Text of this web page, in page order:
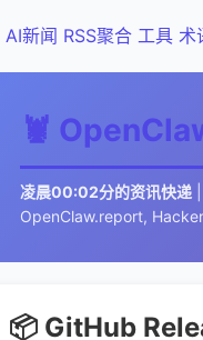
AI新闻 RSS聚合 工具 术
🦞
凌晨00:02分的资讯快递
OpenClaw.report,
📦 GitHub